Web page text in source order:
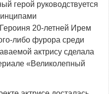
герой руководствуется
20-летней Ирем
либо фурора среди
актрису сделала
«Великолепный